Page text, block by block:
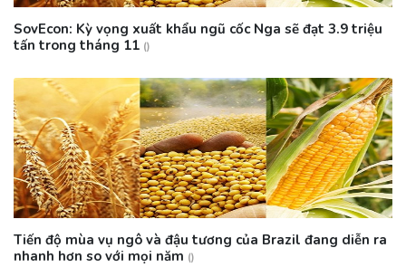
SovEcon: Kỳ vọng xuất khẩu ngũ cốc Nga sẽ đạt 3.9 triệu
tấn trong tháng 11 ()
Tiến độ mùa vụ ngô và đậu tương của Brazil đang diễn ra
nhanh hơn so với mọi năm ()